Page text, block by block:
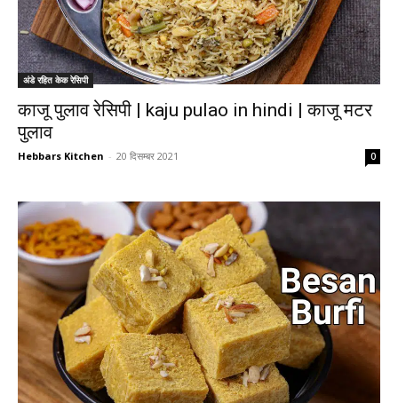
अंडे रहित केक रेसिपी
काजू पुलाव रेसिपी | kaju pulao in hindi | काजू मटर
पुलाव
Hebbars Kitchen - 20 दिसम्बर 2021 0